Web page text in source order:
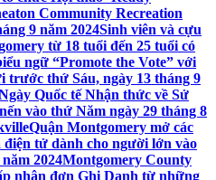
Community Recreation
9 năm 2024Sinh viên và cựu
từ 18 tuổi đến 25 tuổi có
ngữ “Promote the Vote” với
trước thứ Sáu, ngày 13 tháng 9
Quốc tế Nhận thức về Sử
vào thứ Năm ngày 29 tháng 8
Quận Montgomery mở các
điện tử dành cho người lớn vào
2024Montgomery County
nhận đơn Ghi Danh từ những